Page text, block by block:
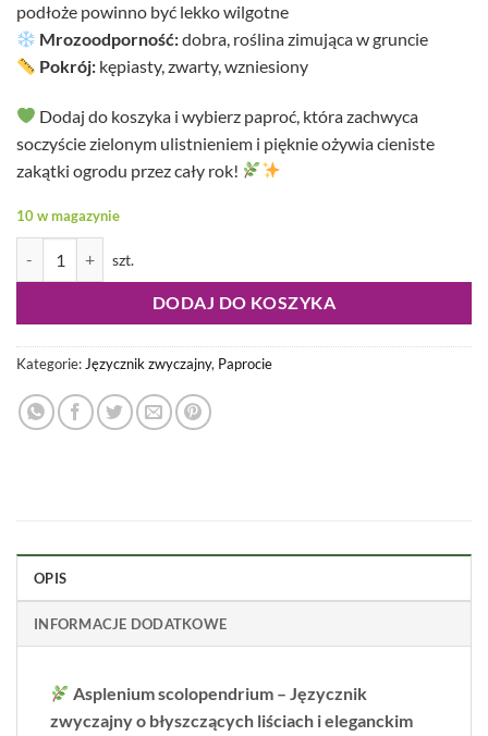
podłoże powinno być lekko wilgotne
Mrozoodporność:dobra, roślina zimująca w gruncie
Pokrój: kępiasty, zwarty, wzniesiony
Dodaj do koszyka i wybierz paproć, która zachwyca
soczyście zielonym ulistnieniem i pięknie ożywia cieniste
zakątki ogrodu przez cały rok!
10 w magazynie
DODAJ DO KOSZYKA
Kategorie:Języcznik zwyczajny, Paprocie
OPIS
INFORMACJE DODATKOWE
Asplenium scolopendrium – Języcznik
zwyczajny o błyszczących liściach i eleganckim